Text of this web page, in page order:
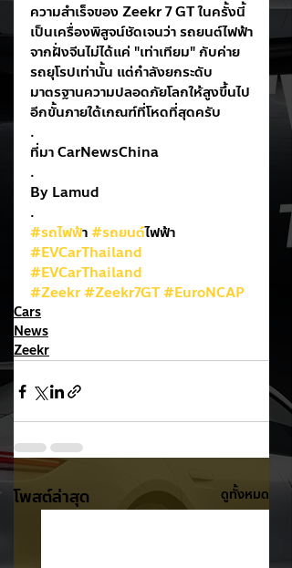
ความสำเร็จของ Zeekr 7 GT ในครั้งนี้
เป็นเครื่องพิสูจน์ชัดเจนว่า รถยนต์ไฟฟ้า
จากฝั่งจีนไม่ได้แค่ "เท่าเทียม" กับค่าย
รถยุโรปเท่านั้น แต่กำลังยกระดับ
มาตรฐานความปลอดภัยโลกให้สูงขึ้นไป
อีกขั้นภายใต้เกณฑ์ที่โหดที่สุดครับ
.
ที่มา CarNewsChina
.
By Lamud
.
#รถไฟฟ้า #รถยนต์ไฟฟ้า
#EVCarThailand
#EVCarThailand
#Zeekr#Zeekr7GT#EuroNCAP
Cars
News
Zeekr
โพสต์ล่าสุด ดูทั้งหมด